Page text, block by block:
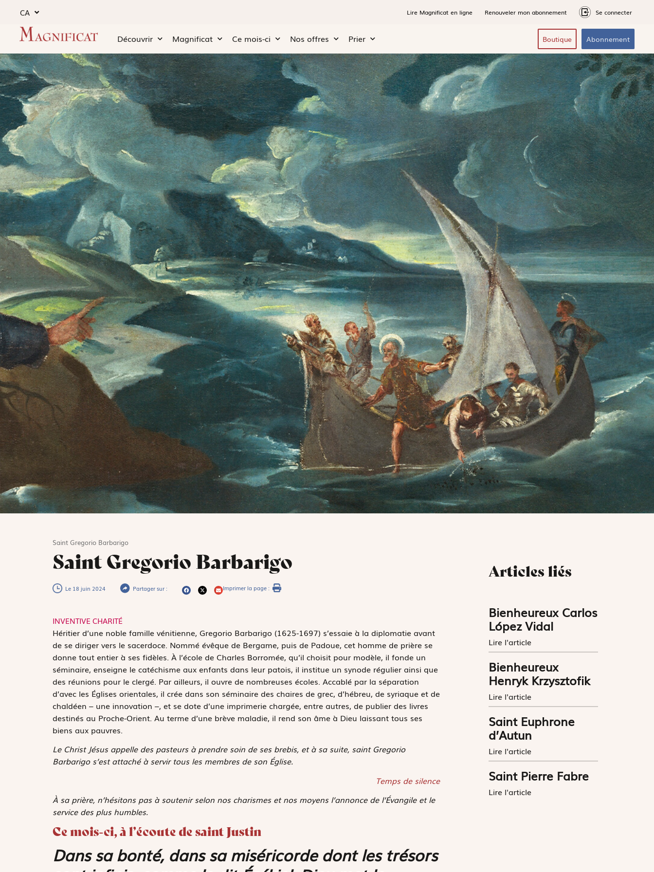
CA Lire Magnificat en ligne Renouveler mon abonnement Se connecter
Découvrir Magnificat Ce mois-ci Nos offres Prier Boutique Abonnement
Saint Gregorio Barbarigo
Saint Gregorio Barbarigo
Le 18 juin 2024 Partager sur : Imprimer la page :
INVENTIVE CHARITÉ
Héritier d’une noble famille vénitienne, Gregorio Barbarigo (1625-1697) s’essaie à la diplomatie avant
de se diriger vers le sacerdoce. Nommé évêque de Bergame, puis de Padoue, cet homme de prière se
donne tout entier à ses fidèles. À l’école de Charles Borromée, qu’il choisit pour modèle, il fonde un
séminaire, enseigne le catéchisme aux enfants dans leur patois, il institue un synode régulier ainsi que
des réunions pour le clergé. Par ailleurs, il ouvre de nombreuses écoles. Accablé par la séparation
d’avec les Églises orientales, il crée dans son séminaire des chaires de grec, d’hébreu, de syriaque et de
chaldéen – une innovation –, et se dote d’une imprimerie chargée, entre autres, de publier des livres
destinés au Proche-Orient. Au terme d’une brève maladie, il rend son âme à Dieu laissant tous ses
biens aux pauvres.
Le Christ Jésus appelle des pasteurs à prendre soin de ses brebis, et à sa suite, saint Gregorio
Barbarigo s’est attaché à servir tous les membres de son Église.
Temps de silence
À sa prière, n’hésitons pas à soutenir selon nos charismes et nos moyens l’annonce de l’Évangile et le
service des plus humbles.
Ce mois-ci, à l’écoute de saint Justin
Dans sa bonté, dans sa miséricorde dont les trésors
Articles liés
Bienheureux Carlos
López Vidal
Lire l'article
Bienheureux
Henryk Krzysztofik
Lire l'article
Saint Euphrone
d’Autun
Lire l'article
Saint Pierre Fabre
Lire l'article